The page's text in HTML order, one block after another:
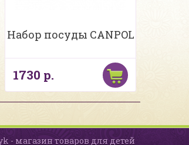
Набор посуды CANPOL
1730 р.
- магазин товаров для детей